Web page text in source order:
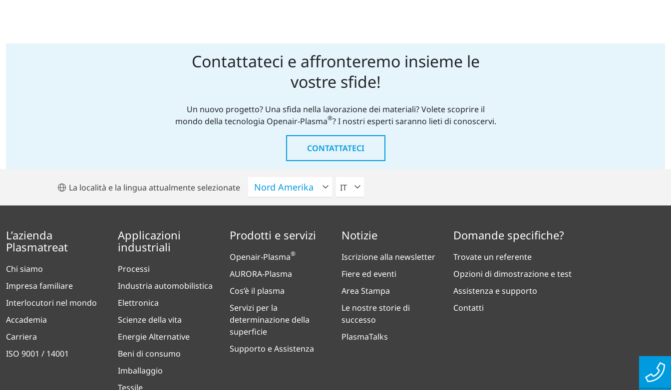
Contattateci e affronteremo insieme le
vostre sfide!
Un nuovo progetto? Una sfida nella lavorazione dei materiali? Volete scoprire il
mondo della tecnologia Openair-Plasma®? I nostri esperti saranno lieti di conoscervi.
CONTATTATECI
La località e la lingua attualmente selezionate VELEZIONA UNA LINGUA
IT
L’azienda
Plasmatreat
Chi siamo
Impresa familiare
Interlocutori nel mondo
Accademia
Carriera
ISO 9001 / 14001
Applicazioni
industriali
Processi
Industria automobilistica
Elettronica
Scienze della vita
Energie Alternative
Beni di consumo
Imballaggio
Tessile
Prodotti e servizi
Openair-Plasma®
AURORA-Plasma
Cos’è il plasma
Servizi per la
determinazione della
superficie
Supporto e Assistenza
Notizie
Iscrizione alla newsletter
Fiere ed eventi
Area Stampa
Le nostre storie di
successo
PlasmaTalks
Domande specifiche?
Trovate un referente
Opzioni di dimostrazione e test
Assistenza e supporto
Contatti